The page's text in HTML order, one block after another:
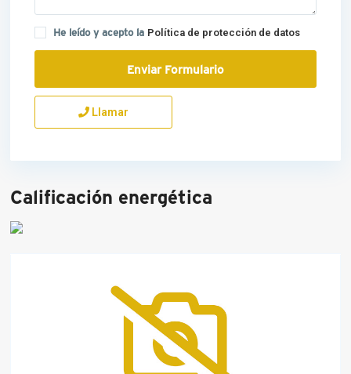
He leído y acepto la Política de protección de datos
Llamar
Calificación energética